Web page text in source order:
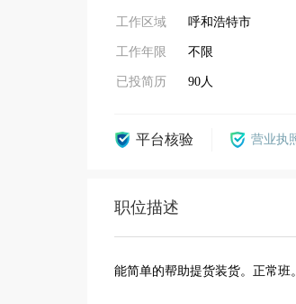
工作区域 呼和浩特市
工作年限 不限
已投简历 90人
平台核验 营业执
职位描述
能简单的帮助提货装货。正常